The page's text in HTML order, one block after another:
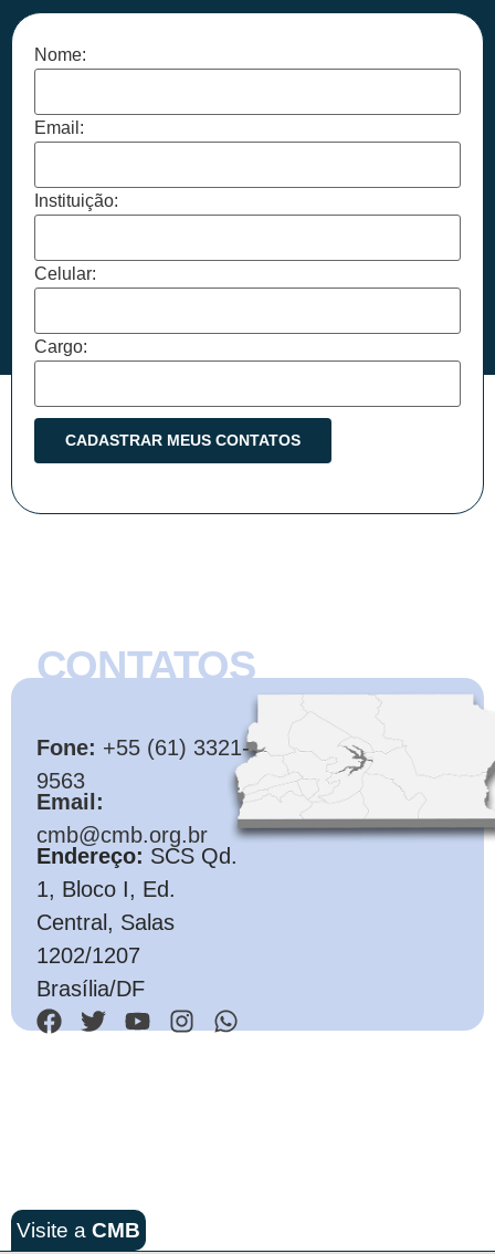
Nome:
Email:
Instituição:
Celular:
Cargo:
CONTATOS
Fone: +55 (61) 3321-
9563
Email:
cmb@cmb.org.br
Endereço: SCS Qd.
1, Bloco I, Ed.
Central, Salas
1202/1207
Brasília/DF
Visite a CMB